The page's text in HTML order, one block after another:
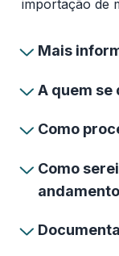
importação de
Mais
A quem se
Como
Como